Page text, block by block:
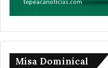
Misa Dominical